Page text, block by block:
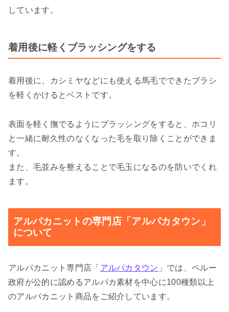
しています。
着用後に軽くブラッシングをする
着用後に、カシミヤなどにも使える馬毛でできたブラシ
を軽くかけるとベストです。
表面を軽く撫でるようにブラッシングをすると、ホコリ
と一緒に耐久性のなくなった毛を取り除くことができま
す。
また、毛並みを整えることで毛玉になるのを防いでくれ
ます。
アルパカニットの専門店「アルパカタウン」
について
アルパカニット専門店「 アルパカタウン 」では、ペルー
政府が公的に認めるアルパカ素材を中心に100種類以上
のアルパカニット商品をご紹介しています。